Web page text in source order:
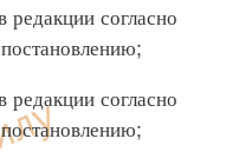
редакции согласно
редакции согласно